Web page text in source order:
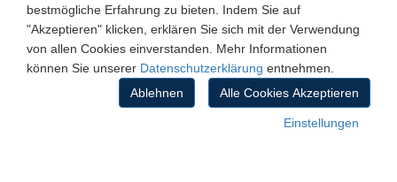
bestmögliche Erfahrung zu bieten. Indem Sie auf
"Akzeptieren" klicken, erklären Sie sich mit der Verwendung
von allen Cookies einverstanden. Mehr Informationen
können Sie unserer Datenschutzerklärung entnehmen.
Alle Cookies Akzeptieren
Ablehnen
Einstellungen